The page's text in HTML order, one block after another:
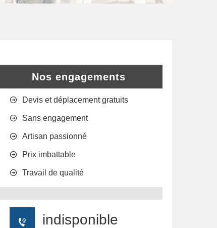
Nos engagements
Devis et déplacement gratuits
Sans engagement
Artisan passionné
Prix imbattable
Travail de qualité
indisponible